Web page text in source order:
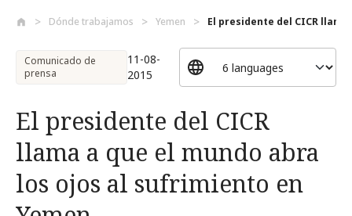
Dónde trabajamos Yemen El presidente del CICR
Comunicado de
prensa
11-08-
2015
El presidente del CICR
llama a que el mundo abra
los ojos al sufrimiento en